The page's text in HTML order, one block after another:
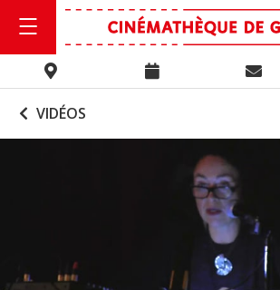
VIDÉOS